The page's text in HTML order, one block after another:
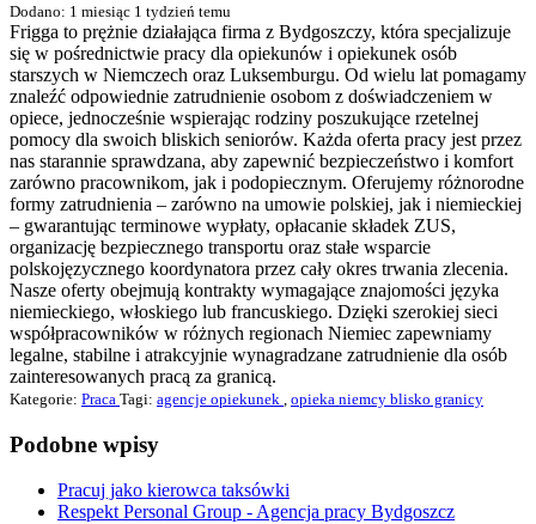
Dodano: 1 miesiąc 1 tydzień temu
Frigga to prężnie działająca firma z Bydgoszczy, która specjalizuje
się w pośrednictwie pracy dla opiekunów i opiekunek osób
starszych w Niemczech oraz Luksemburgu. Od wielu lat pomagamy
znaleźć odpowiednie zatrudnienie osobom z doświadczeniem w
opiece, jednocześnie wspierając rodziny poszukujące rzetelnej
pomocy dla swoich bliskich seniorów. Każda oferta pracy jest przez
nas starannie sprawdzana, aby zapewnić bezpieczeństwo i komfort
zarówno pracownikom, jak i podopiecznym. Oferujemy różnorodne
formy zatrudnienia – zarówno na umowie polskiej, jak i niemieckiej
– gwarantując terminowe wypłaty, opłacanie składek ZUS,
organizację bezpiecznego transportu oraz stałe wsparcie
polskojęzycznego koordynatora przez cały okres trwania zlecenia.
Nasze oferty obejmują kontrakty wymagające znajomości języka
niemieckiego, włoskiego lub francuskiego. Dzięki szerokiej sieci
współpracowników w różnych regionach Niemiec zapewniamy
legalne, stabilne i atrakcyjnie wynagradzane zatrudnienie dla osób
zainteresowanych pracą za granicą.
Kategorie: Praca Tagi: agencje opiekunek opieka niemcy blisko granicy
Podobne wpisy
Pracuj jako kierowca taksówki
Respekt Personal Group - Agencja pracy Bydgoszcz